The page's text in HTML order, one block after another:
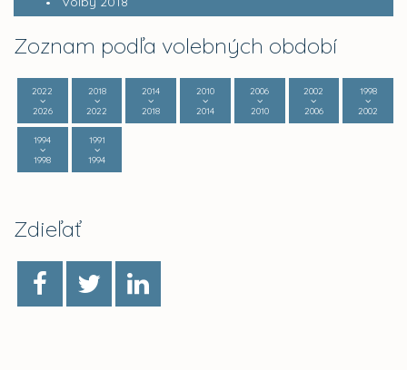
Zoznam podľa volebných období
2022
2026
2018
2022
2014
2018
2010
2014
2006
2010
2002
2006
1998
2002
1994
1998
1991
1994
Zdieľať